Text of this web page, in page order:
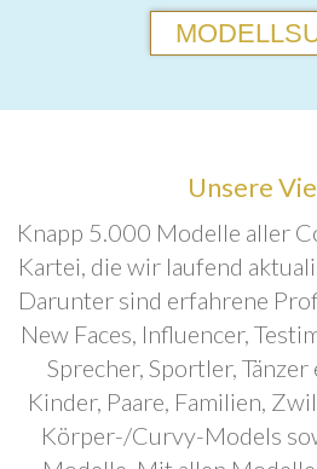
Unsere
Knapp 5.000 Modelle aller
Kartei, die wir laufend
Darunter sind erfahrene
New Faces, Influencer,
Sprecher, Sportler,
Kinder, Paare, Familien,
Körper-/Curvy-Models